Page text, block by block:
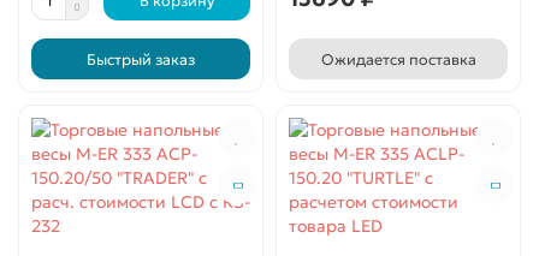
Быстрый заказ Ожидается поставка